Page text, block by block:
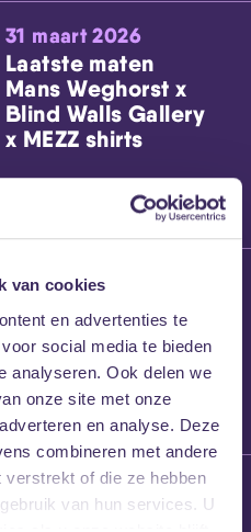
van cookies
en advertenties te
social media te bieden
analyseren. Ook delen we
onze site met onze
en analyse. Deze
combineren met andere
verstrekt of die ze hebben
van hun services. U
31 maart 2026
Laatste maten
Mans Weghorst x
Blind Walls Gallery
x MEZZ shirts
27 maart 2026
Willem’s Blog:
Frans Kalf
26 maart 2026
Willem’s Blog: High